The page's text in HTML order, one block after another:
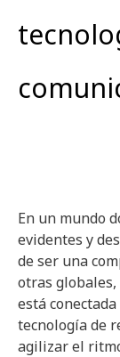
En un mundo
evidentes y
de ser una
otras
está
tecnología de
agilizar el